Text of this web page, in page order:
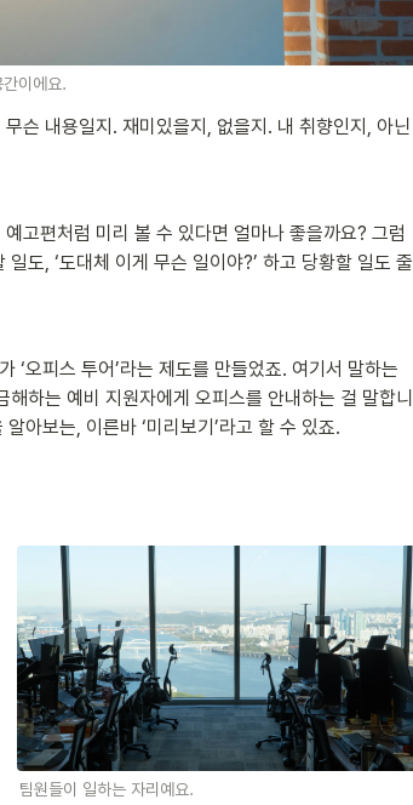
이에요.
슨 내용일지. 재미있을지, 없을지. 내 취향인지, 아닌
고편처럼 미리 볼 수 있다면 얼마나 좋을까요? 그럼
도, ‘도대체 이게 무슨 일이야?’ 하고 당황할 일도 줄
‘오피스 투어’라는 제도를 만들었죠. 여기서 말하는
하는 예비 지원자에게 오피스를 안내하는 걸 말합니
아보는, 이른바 ‘미리보기’라고 할 수 있죠.
팀원들이 일하는 자리예요.